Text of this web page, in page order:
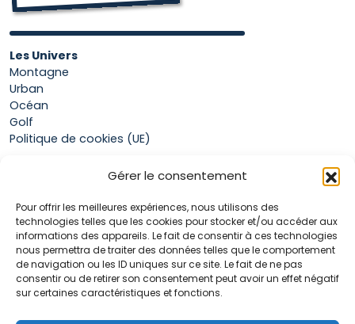
Gérer le consentement
Pour offrir les meilleures expériences, nous utilisons des
technologies telles que les cookies pour stocker et/ou accéder aux
informations des appareils. Le fait de consentir à ces technologies
nous permettra de traiter des données telles que le comportement
de navigation ou les ID uniques sur ce site. Le fait de ne pas
consentir ou de retirer son consentement peut avoir un effet négatif
sur certaines caractéristiques et fonctions.
Les Univers
Montagne
Urban
Océan
Golf
Politique de cookies (UE)
Mon compte
Panier
Conditions générales de vente
La marque Hop & Down